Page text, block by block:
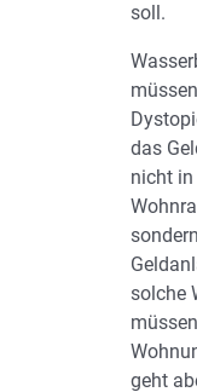
soll.
das
nicht
solche
geht